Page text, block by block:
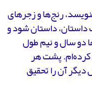
رنج‌ها و زجرهای
داستان شود و
دو سال و نیم طول
کرده‌ام. پشت هر
آن را تحقیق